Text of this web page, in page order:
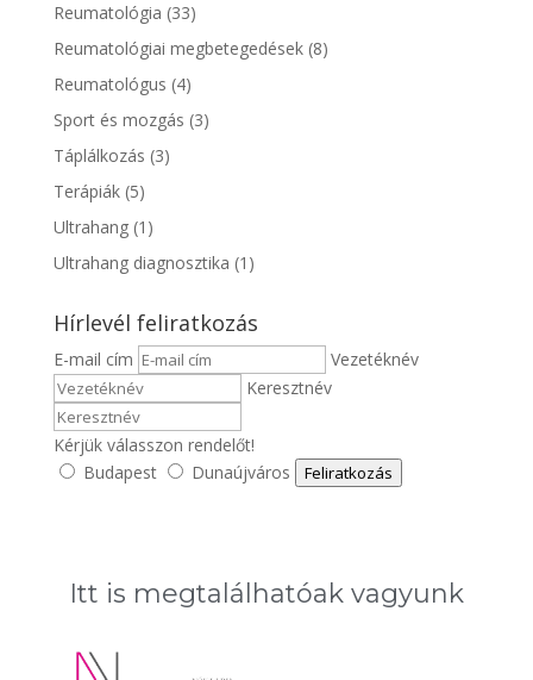
Reumatológia (33)
Reumatológiai megbetegedések(8)
Reumatológus (4)
Sport és mozgás (3)
Táplálkozás (3)
Terápiák(5)
Ultrahang(1)
Ultrahang diagnosztika (1)
Hírlevél feliratkozás
E-mail cím
Vezetéknév
Keresztnév
Kérjük válasszon rendelőt!
Budapest
Dunaújváros Feliratkozás
Itt is megtalálhatóak vagyunk